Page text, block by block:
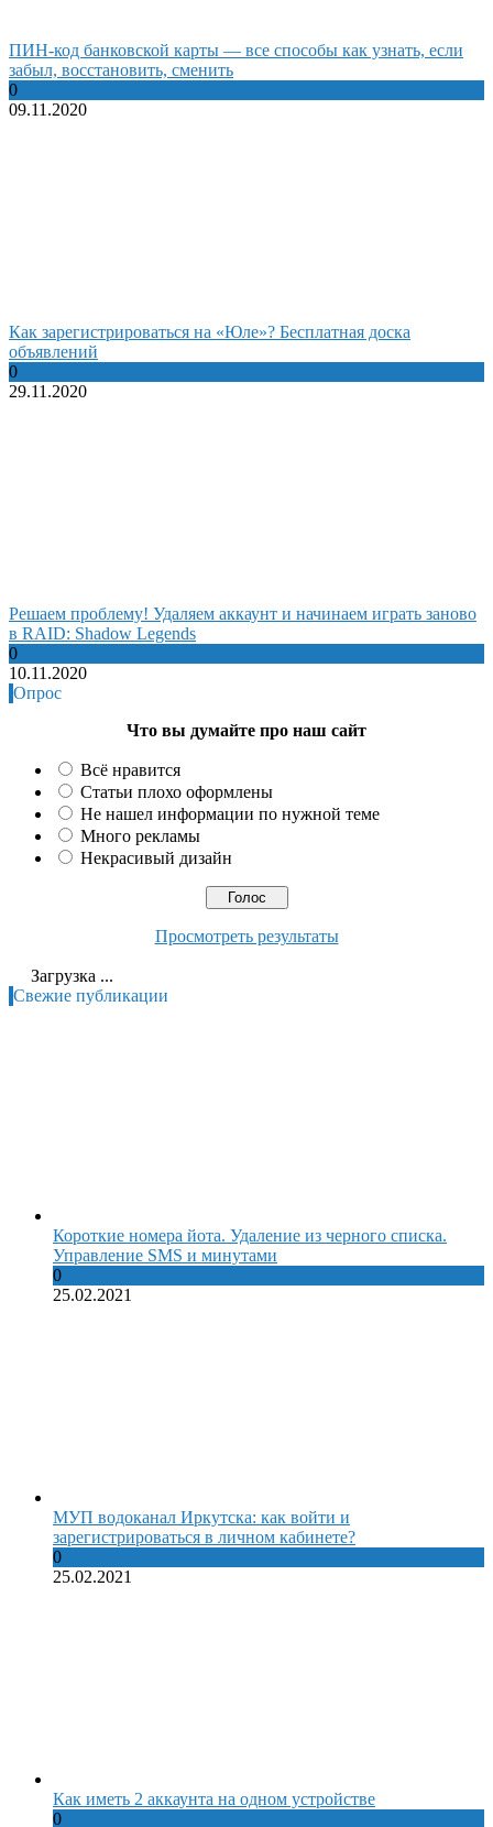
ПИН-код банковской карты — все способы как узнать, если
забыл, восстановить, сменить
0
09.11.2020
Как зарегистрироваться на «Юле»? Бесплатная доска
объявлений
0
29.11.2020
Решаем проблему! Удаляем аккаунт и начинаем играть заново
в RAID: Shadow Legends
0
10.11.2020
Опрос
Что вы думайте про наш сайт
Всё нравится
Статьи плохо оформлены
Не нашел информации по нужной теме
Много рекламы
Некрасивый дизайн
Просмотреть результаты
Загрузка ...
Свежие публикации
Короткие номера йота. Удаление из черного списка.
Управление SMS и минутами
0
25.02.2021
МУП водоканал Иркутска: как войти и
зарегистрироваться в личном кабинете?
0
25.02.2021
Как иметь 2 аккаунта на одном устройстве
0